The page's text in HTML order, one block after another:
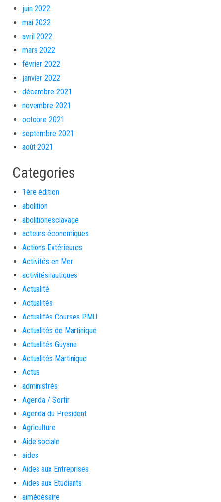
juin 2022
mai 2022
avril 2022
mars 2022
février 2022
janvier 2022
décembre 2021
novembre 2021
octobre 2021
septembre 2021
août 2021
Categories
1ère édition
abolition
abolitionesclavage
acteurs économiques
Actions Extérieures
Activités en Mer
activitésnautiques
Actualité
Actualités
Actualités Courses PMU
Actualités de Martinique
Actualités Guyane
Actualités Martinique
Actus
administrés
Agenda / Sortir
Agenda du Président
Agriculture
Aide sociale
aides
Aides aux Entreprises
Aides aux Etudiants
aimécésaire